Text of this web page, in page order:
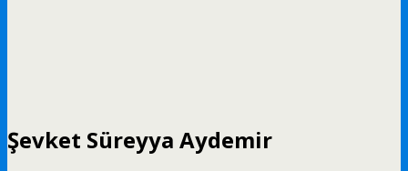
Şevket Süreyya Aydemir